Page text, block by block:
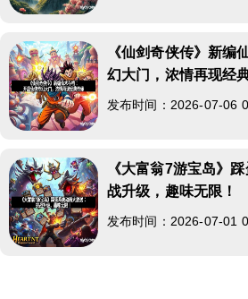
《仙剑奇侠传》新编
幻大门，浓情再现经
发布时间：2026-07-06
《大富翁7游宝岛》
战升级，趣味无限！
发布时间：2026-07-01